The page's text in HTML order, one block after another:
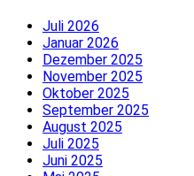
Juli 2026
Januar 2026
Dezember 2025
November 2025
Oktober 2025
September 2025
August 2025
Juli 2025
Juni 2025